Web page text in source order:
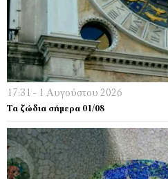
17:31 - 1 Αυγούστου 2026
Τα ζώδια σήμερα 01/08